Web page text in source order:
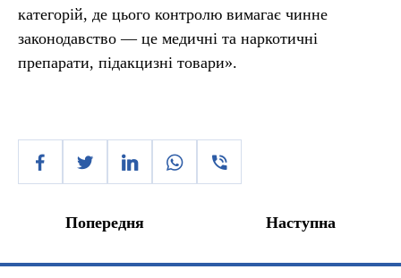
категорій, де цього контролю вимагає чинне
законодавство — це медичні та наркотичні
препарати, підакцизні товари».
Попередня Наступна